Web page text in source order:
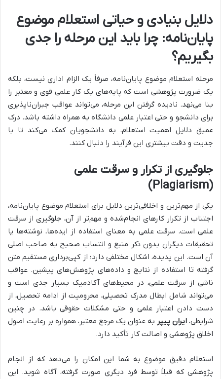
دلایل بنیادی و حیاتی استعلام موضوع
پایان‌نامه: چرا باید این مرحله را جدی
بگیریم؟
مرحله استعلام موضوع پایان‌نامه، صرفاً یک الزام اداری نیست، بلکه
یک ضرورت پژوهشی است که پایه‌های یک کار علمی قوی و معتبر را
بنا می‌نهد. نادیده گرفتن این مرحله، می‌تواند عواقب جبران‌ناپذیری
برای دانشجو و حتی اعتبار علمی دانشگاه به همراه داشته باشد. درک
عمیق دلایل اهمیت استعلام، به دانشجویان کمک می‌کند تا با
جدیت و دقت بیشتری این فرآیند را دنبال کنند.
جلوگیری از تکرار و سرقت علمی
(Plagiarism)
یکی از مهم‌ترین و اخلاقی‌ترین دلایل برای استعلام موضوع پایان‌نامه،
اجتناب از تکرار کارهای انجام‌شده و مهم‌تر از آن، جلوگیری از سرقت
علمی است. سرقت علمی به معنای استفاده از ایده‌ها، نوشته‌ها یا
تحقیقات دیگران بدون ذکر منبع و انتساب صحیح به صاحب اصلی
آن است. این پدیده، اشکال مختلفی دارد؛ از کپی‌برداری مستقیم متن
گرفته تا استفاده از نتایج و داده‌های پژوهش‌های پیشین. عواقب
ناشی از سرقت علمی، در محیط‌های آکادمیک بسیار جدی است و
می‌تواند شامل ابطال مدرک تحصیلی، محرومیت از ادامه تحصیل، از
دست دادن اعتبار علمی و حتی مشکلات حقوقی باشد. در چنین
شرایطی، ایران پیپر به عنوان یک مرجع معتبر، همواره بر رعایت اصول
اخلاق پژوهشی و اصالت کار تأکید دارد.
استعلام دقیق موضوع به شما این امکان را می‌دهد که از انجام
پژوهشی که قبلاً توسط فرد دیگری صورت گرفته، آگاه شوید. این